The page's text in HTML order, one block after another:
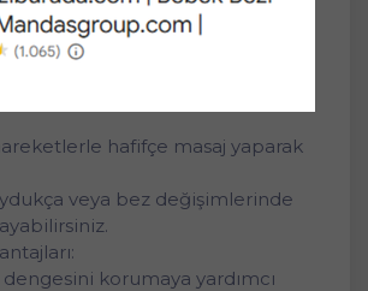
yapılacak bölgeyi nazikçe
hafifçe masaj yaparak
veya bez değişimlerinde
korumaya yardımcı